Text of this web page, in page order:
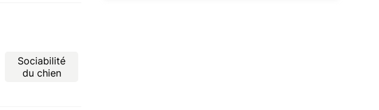
Sociabilité
du chien